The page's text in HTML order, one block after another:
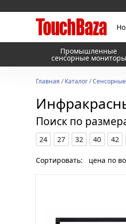
Промышленные
сенсорные мониторы
Главная /Каталог/
Поиск по
24 27 32 40 42
Сортировать: цена по